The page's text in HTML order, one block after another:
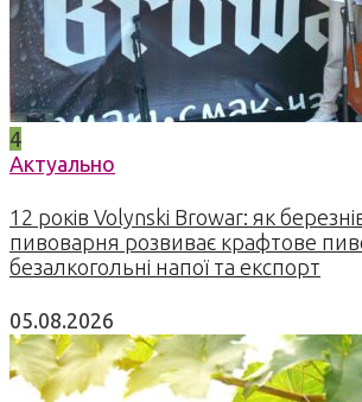
4
Актуально
12 років Volynski Browar: як
пивоварня розвиває крафтове
безалкогольні напої та експорт
05.08.2026